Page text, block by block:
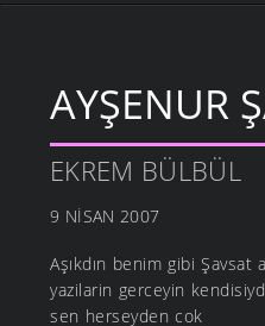
AYŞENUR
EKREM BÜLBÜL
9 NISAN 2007
Aşıkdın benim gibi Şavsat a
yazilarin gerceyin
sen herseyden cok